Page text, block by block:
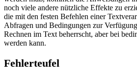
noch viele andere nützliche Effekte zu
die mit den festen Befehlen einer
Abfragen und Bedingungen zur
Rechnen im Text beherrscht, aber bei
werden kann.
Fehlerteufel